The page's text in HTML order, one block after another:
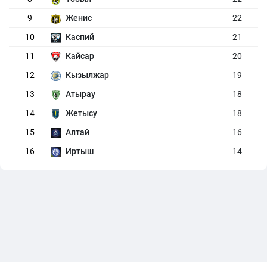
9
Женис
22
10
Каспий
21
11
Кайсар
20
12
Кызылжар
19
13
Атырау
18
14
Жетысу
18
15
Алтай
16
16
Иртыш 14